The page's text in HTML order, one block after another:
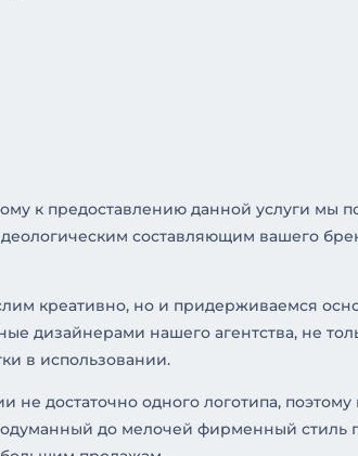
к предоставлению данной услуги мы
составляющим вашего
креативно, но и придерживаемся
дизайнерами нашего агентства, не
в использовании.
достаточно одного логотипа,
до мелочей фирменный стиль